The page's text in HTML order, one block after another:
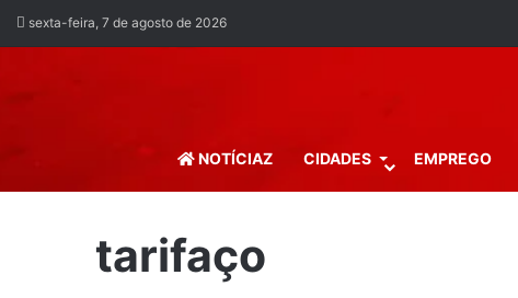
sexta-feira, 7 de agosto de 2026
NOTÍCIAZ CIDADES EMPREGO
tarifaço